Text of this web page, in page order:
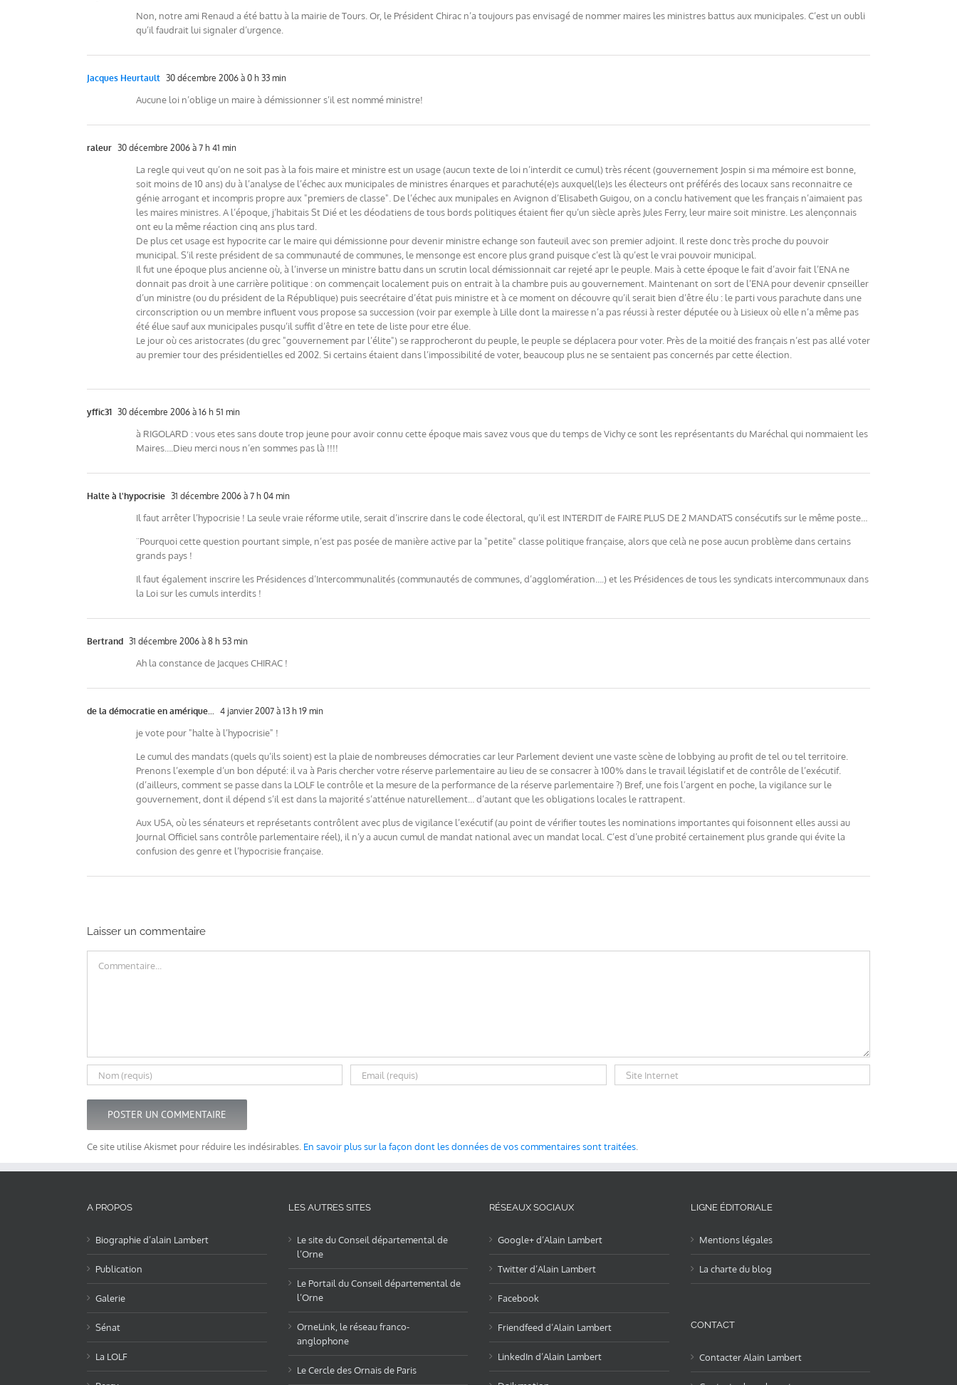
Non, notre ami Renaud a été battu à la mairie de Tours. Or, le Président Chirac n’a toujours pas envisagé de nommer maires les ministres battus aux municipales. C’est un oubli
qu’il faudrait lui signaler d’urgence.
Jacques Heurtault 30 décembre 2006 à 0 h 33 min
Aucune loi n’oblige un maire à démissionner s’il est nommé ministre!
raleur 30 décembre 2006 à 7 h 41 min
La regle qui veut qu’on ne soit pas à la fois maire et ministre est un usage (aucun texte de loi n’interdit ce cumul) très récent (gouvernement Jospin si ma mémoire est bonne,
soit moins de 10 ans) du à l’analyse de l’échec aux municipales de ministres énarques et parachuté(e)s auxquel(le)s les électeurs ont préférés des locaux sans reconnaitre ce
génie arrogant et incompris propre aux "premiers de classe". De l’échec aux munipales en Avignon d’Elisabeth Guigou, on a conclu hativement que les français n’aimaient pas
les maires ministres. A l’époque, j’habitais St Dié et les déodatiens de tous bords politiques étaient fier qu’un siècle après Jules Ferry, leur maire soit ministre. Les alençonnais
ont eu la même réaction cinq ans plus tard.
De plus cet usage est hypocrite car le maire qui démissionne pour devenir ministre echange son fauteuil avec son premier adjoint. Il reste donc très proche du pouvoir
municipal. S’il reste président de sa communauté de communes, le mensonge est encore plus grand puisque c’est là qu’est le vrai pouvoir municipal.
Il fut une époque plus ancienne où, à l’inverse un ministre battu dans un scrutin local démissionnait car rejeté apr le peuple. Mais à cette époque le fait d’avoir fait l’ENA ne
donnait pas droit à une carrière politique : on commençait localement puis on entrait à la chambre puis au gouvernement. Maintenant on sort de l’ENA pour devenir cpnseiller
d’un ministre (ou du président de la République) puis seecrétaire d’état puis ministre et à ce moment on découvre qu’il serait bien d’être élu : le parti vous parachute dans une
circonscription ou un membre influent vous propose sa succession (voir par exemple à Lille dont la mairesse n’a pas réussi à rester députée ou à Lisieux où elle n’a même pas
été élue sauf aux municipales pusqu’il suffit d’être en tete de liste pour etre élue.
Le jour où ces aristocrates (du grec "gouvernement par l’élite") se rapprocheront du peuple, le peuple se déplacera pour voter. Près de la moitié des français n’est pas allé voter
au premier tour des présidentielles ed 2002. Si certains étaient dans l’impossibilité de voter, beaucoup plus ne se sentaient pas concernés par cette élection.
yffic31 30 décembre 2006 à 16 h 51 min
à RIGOLARD : vous etes sans doute trop jeune pour avoir connu cette époque mais savez vous que du temps de Vichy ce sont les représentants du Maréchal qui nommaient les
Maires….Dieu merci nous n’en sommes pas là !!!!
Halte à l'hypocrisie 31 décembre 2006 à 7 h 04 min
Il faut arrêter l’hypocrisie ! La seule vraie réforme utile, serait d’inscrire dans le code électoral, qu’il est INTERDIT de FAIRE PLUS DE 2 MANDATS consécutifs sur le même poste…
¨Pourquoi cette question pourtant simple, n’est pas posée de manière active par la "petite" classe politique française, alors que celà ne pose aucun problème dans certains
grands pays !
Il faut également inscrire les Présidences d’Intercommunalités (communautés de communes, d’agglomération….) et les Présidences de tous les syndicats intercommunaux dans
la Loi sur les cumuls interdits !
Bertrand 31 décembre 2006 à 8 h 53 min
Ah la constance de Jacques CHIRAC !
de la démocratie en amérique... 4 janvier 2007 à 13 h 19 min
je vote pour "halte à l’hypocrisie" !
Le cumul des mandats (quels qu’ils soient) est la plaie de nombreuses démocraties car leur Parlement devient une vaste scène de lobbying au profit de tel ou tel territoire.
Prenons l’exemple d’un bon député: il va à Paris chercher votre réserve parlementaire au lieu de se consacrer à 100% dans le travail législatif et de contrôle de l’exécutif.
(d’ailleurs, comment se passe dans la LOLF le contrôle et la mesure de la performance de la réserve parlementaire ?) Bref, une fois l’argent en poche, la vigilance sur le
gouvernement, dont il dépend s’il est dans la majorité s’atténue naturellement… d’autant que les obligations locales le rattrapent.
Aux USA, où les sénateurs et représetants contrôlent avec plus de vigilance l’exécutif (au point de vérifier toutes les nominations importantes qui foisonnent elles aussi au
Journal Officiel sans contrôle parlementaire réel), il n’y a aucun cumul de mandat national avec un mandat local. C’est d’une probité certainement plus grande qui évite la
confusion des genre et l’hypocrisie française.
Laisser un commentaire
Ce site utilise Akismet pour réduire les indésirables. En savoir plus sur la façon dont les données de vos commentaires sont traitées
A PROPOS
Biographie d’alain Lambert
Publication
Galerie
Sénat
La LOLF
LES AUTRES SITES
Le site du Conseil départemental de
l’Orne
Le Portail du Conseil départemental de
l’Orne
OrneLink, le réseau franco-
anglophone
Le Cercle des Ornais de Paris
RÉSEAUX SOCIAUX
Google+ d’Alain Lambert
Twitter d’Alain Lambert
Facebook
Friendfeed d’Alain Lambert
LinkedIn d’Alain Lambert
LIGNE ÉDITORIALE
Mentions légales
La charte du blog
CONTACT
Contacter Alain Lambert